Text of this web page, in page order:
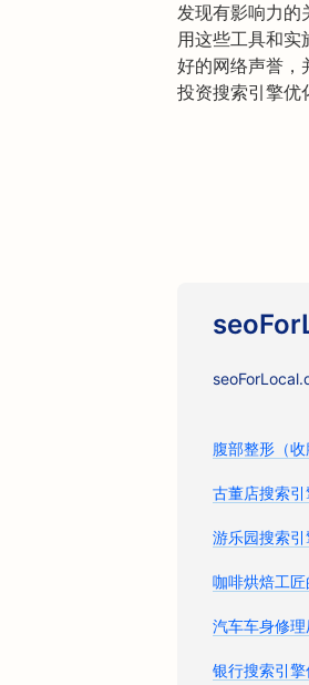
发现有影响力的
用这些工具和实
好的网络声誉，
投资搜索引擎优
腹部整形（
古董店搜索
游乐园搜索
咖啡烘焙工
汽车车身修
银行搜索引